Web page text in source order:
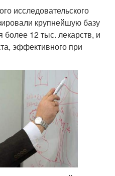
исследовательского
крупнейшую базу
12 тыс. лекарств, и
эффективного при